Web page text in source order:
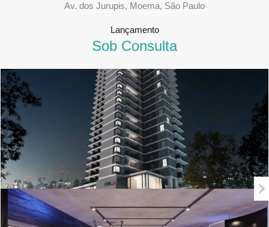
Av. dos Jurupis, Moema, São Paulo
Lançamento
Sob Consulta